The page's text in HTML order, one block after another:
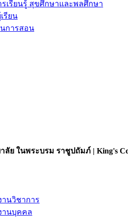
เรียนรู้ สุขศึกษาและพลศึกษา
รียน
การสอน
ลัย ในพระบรม ราชูปถัมภ์ | King's
นวิชาการ
านบุคคล